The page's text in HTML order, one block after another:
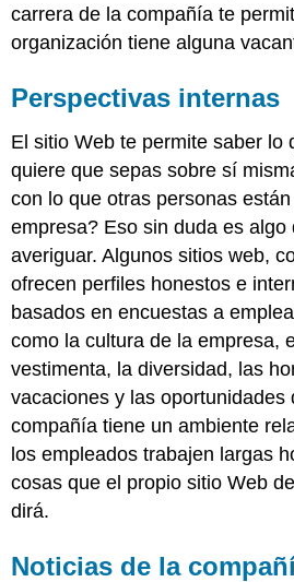
carrera de la compañía te
organización tiene alguna
Perspectivas internas
El sitio Web te permite saber lo
quiere que sepas sobre sí
con lo que otras personas
empresa? Eso sin duda es algo
averiguar. Algunos sitios web,
ofrecen perfiles honestos e
basados en encuestas a
como la cultura de la empresa,
vestimenta, la diversidad, las
vacaciones y las oportunidades
compañía tiene un ambiente
los empleados trabajen largas
cosas que el propio sitio Web
dirá.
Noticias de la